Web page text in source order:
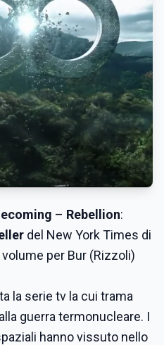
– Rebellion:
del New York Times di
per Bur (Rizzoli)
la serie tv la cui trama
guerra termonucleare. I
hanno vissuto nello